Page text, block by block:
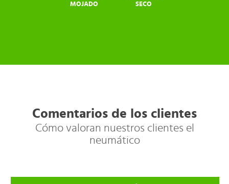
SECO
MOJADO
Comentarios de los clientes
Cómo valoran nuestros clientes el
neumático